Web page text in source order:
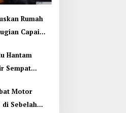
Rumah
Capai
Hantam
Sempat
Motor
di Sebelah